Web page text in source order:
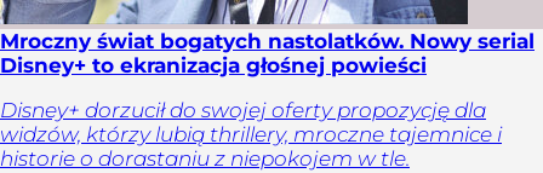
Mroczny świat bogatych nastolatków. Nowy serial
Disney+ to ekranizacja głośnej powieści
Disney+ dorzucił do swojej oferty propozycję dla
widzów, którzy lubią thrillery, mroczne tajemnice i
historie o dorastaniu z niepokojem w tle.